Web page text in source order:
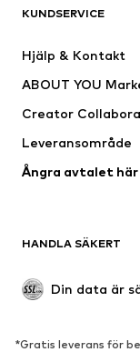
Jackor
Badkläder
Tillfällen
Upcycling
Nytt
Boots & stövlar
Lågskor
KUNDSERVICE
Hjälp & Kontakt
ABOUT YOU
Creator
Leveransområde
Ångra avtalet här
HANDLA SÄKERT
Din data är
*Gratis leverans för